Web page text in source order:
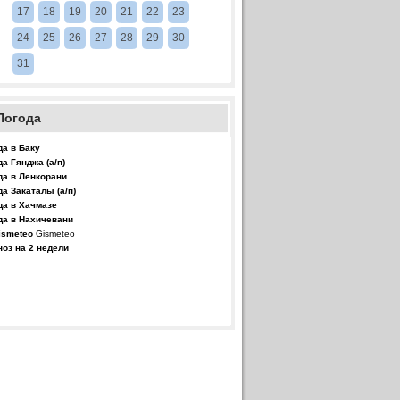
17 18 19 20 21 22 23
24 25 26 27 28 29 30
31
в Баку
Гянджа (а/п)
в Ленкорани
Закаталы (а/п)
в Хачмазе
в Нахичевани
Gismeteo
на 2 недели